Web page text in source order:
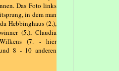
Das Foto links
in dem man
Hebbinghaus (2.),
(5.), Claudia
(7. - hier
8 - 10 anderen